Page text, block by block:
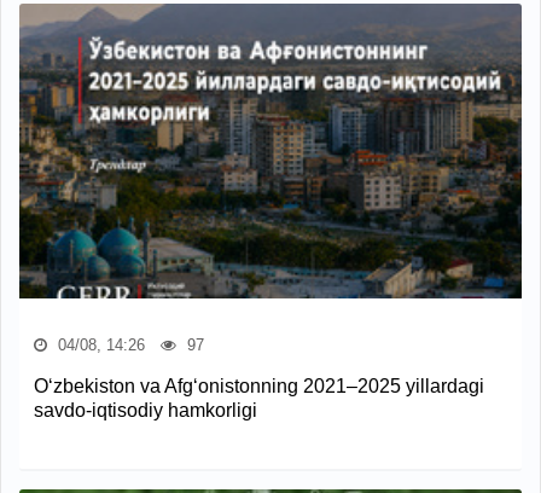
04/08, 14:26 97
O‘zbekiston va Afg‘onistonning 2021–2025 yillardagi
savdo-iqtisodiy hamkorligi